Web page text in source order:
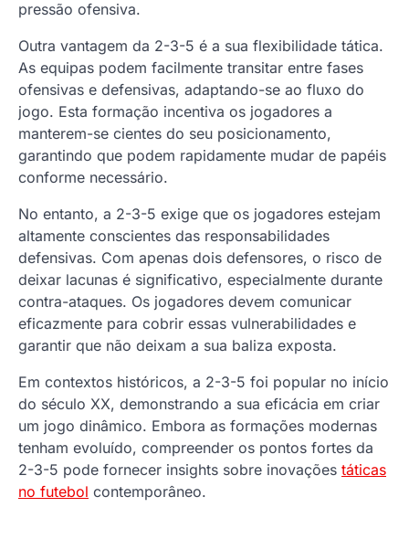
pressão ofensiva.
Outra vantagem da 2-3-5 é a sua flexibilidade tática.
As equipas podem facilmente transitar entre fases
ofensivas e defensivas, adaptando-se ao fluxo do
jogo. Esta formação incentiva os jogadores a
manterem-se cientes do seu posicionamento,
garantindo que podem rapidamente mudar de papéis
conforme necessário.
No entanto, a 2-3-5 exige que os jogadores estejam
altamente conscientes das responsabilidades
defensivas. Com apenas dois defensores, o risco de
deixar lacunas é significativo, especialmente durante
contra-ataques. Os jogadores devem comunicar
eficazmente para cobrir essas vulnerabilidades e
garantir que não deixam a sua baliza exposta.
Em contextos históricos, a 2-3-5 foi popular no início
do século XX, demonstrando a sua eficácia em criar
um jogo dinâmico. Embora as formações modernas
tenham evoluído, compreender os pontos fortes da
2-3-5 pode fornecer insights sobre inovações táticas
no futebol contemporâneo.